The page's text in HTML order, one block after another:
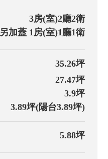
3房(室)2廳2衛
另加蓋 1房(室)1廳1衛
35.26坪
27.47坪
3.9坪
3.89坪(陽台3.89坪)
5.88坪